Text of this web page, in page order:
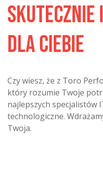
dla Ciebie
Czy wiesz, że z Toro
który rozumie Twoje
najlepszych specjalistów
technologiczne.
Twoja.